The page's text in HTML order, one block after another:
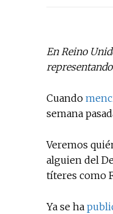
En Reino
Cuando
semana
Veremos
alguien del
títeres como
Ya se ha